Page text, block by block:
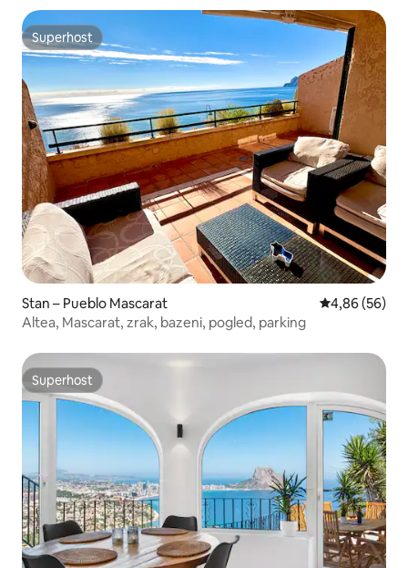
Superhost
Superhost
Stan – Pueblo Mascarat Prosječna
4,86 (56)
Altea, Mascarat, zrak, bazeni, pogled, parking
Superhost
Superhost